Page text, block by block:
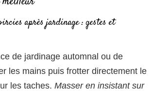
après jardinage : gestes et
de jardinage automnal ou de
les mains puis frotter directement le
les taches. Masser en insistant sur